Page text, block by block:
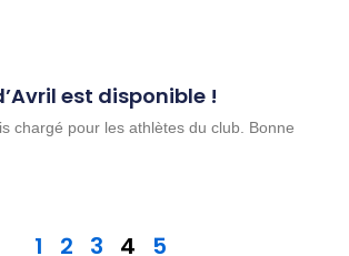
est disponible !
chargé pour les athlètes du club. Bonne
1 2 3 4 5